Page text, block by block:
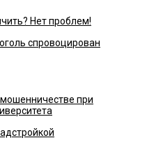
Нет проблем!
спровоцирован
при